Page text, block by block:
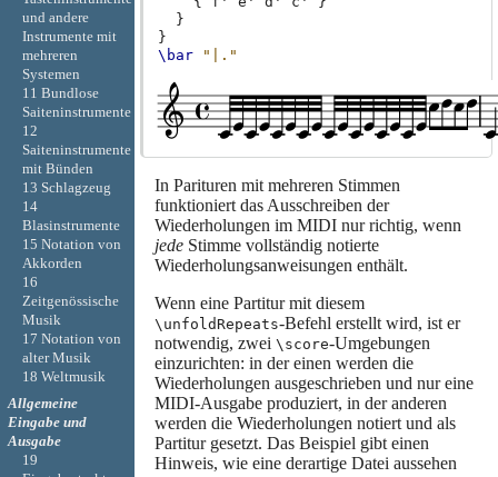
}
}
\bar
"|."
In Parituren mit mehreren Stimmen
funktioniert das Ausschreiben der
Wiederholungen im MIDI nur richtig, wenn
jedeStimme vollständig notierte
Wiederholungsanweisungen enthält.
Wenn eine Partitur mit diesem
\unfoldRepeats-Befehl erstellt wird, ist er
notwendig, zwei \score-Umgebungen
einzurichten: in der einen werden die
Wiederholungen ausgeschrieben und nur eine
MIDI-Ausgabe produziert, in der anderen
werden die Wiederholungen notiert und als
Partitur gesetzt. Das Beispiel gibt einen
Hinweis, wie eine derartige Datei aussehen
und andere
Instrumente mit
mehreren
Systemen
11 Bundlose
Saiteninstrumente
12
Saiteninstrumente
mit Bünden
13 Schlagzeug
14
Blasinstrumente
15 Notation von
Akkorden
16
Zeitgenössische
Musik
17 Notation von
alter Musik
18 Weltmusik
Allgemeine
Eingabe und
Ausgabe
19